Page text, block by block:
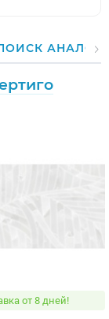
от 8 дней!